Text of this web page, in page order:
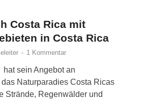
Costa Rica mit
in Costa Rica
- 1 Kommentar
sein Angebot an
Naturparadies Costa Ricas
Strände, Regenwälder und